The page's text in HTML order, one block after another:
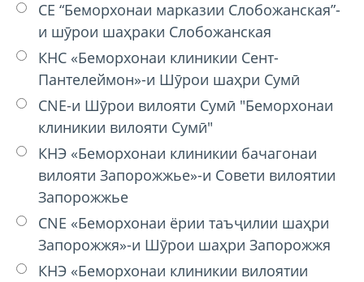
CE “Беморхонаи марказии Слобожанская”-
и шӯрои шаҳраки Слобожанская
КНС «Беморхонаи клиникии Сент-
Пантелеймон»-и Шӯрои шаҳри Сумӣ
CNE-и Шӯрои вилояти Сумӣ "Беморхонаи
клиникии вилояти Сумӣ"
КНЭ «Беморхонаи клиникии бачагонаи
вилояти Запорожжье»-и Совети вилоятии
Запорожжье
CNE «Беморхонаи ёрии таъҷилии шаҳри
Запорожжя»-и Шӯрои шаҳри Запорожжя
КНЭ «Беморхонаи клиникии вилоятии